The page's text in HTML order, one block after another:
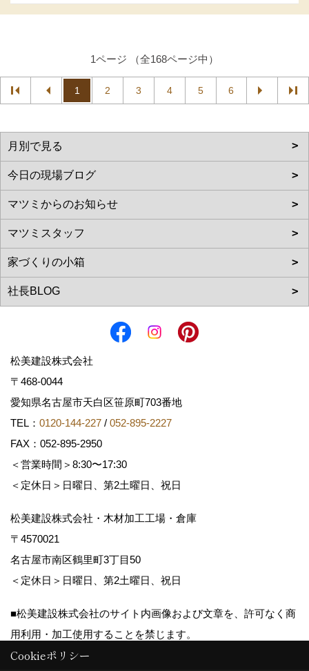
1ページ （全168ページ中）
1 2 3 4 5 6
松美建設株式会社
〒468-0044
愛知県名古屋市天白区笹原町703番地
TEL： 0120-144-227 / 052-895-2227
FAX：052-895-2950
＜営業時間＞8:30〜17:30
＜定休日＞日曜日、第2土曜日、祝日
松美建設株式会社・木材加工工場・倉庫
〒4570021
名古屋市南区鶴里町3丁目50
＜定休日＞日曜日、第2土曜日、祝日
■松美建設株式会社のサイト内画像および文章を、許可なく商
用利用・加工使用することを禁じます。
Cookieポリシー